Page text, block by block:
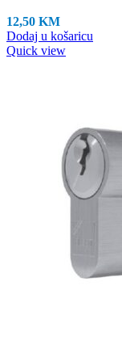
12,50 KM
Dodaj u košaricu
Quick view